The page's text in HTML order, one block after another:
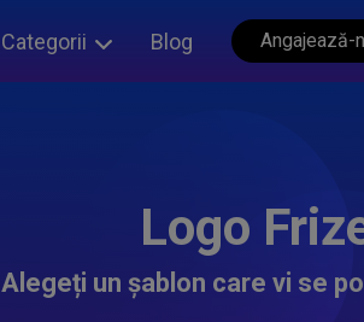
Categorii Blog Angajează-
Logo
Alegeți un șablon care vi se